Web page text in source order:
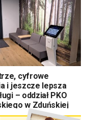
cyfrowe
i jeszcze lepsza
– oddział PKO
w Zduńskiej
formacie